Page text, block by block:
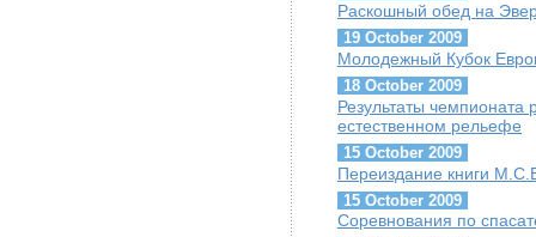
Раскошный обед на
19 October 2009
Молодежный Кубок
18 October 2009
Результаты чемпионата
естественном рельефе
15 October 2009
Переиздание книги
15 October 2009
Соревнования по